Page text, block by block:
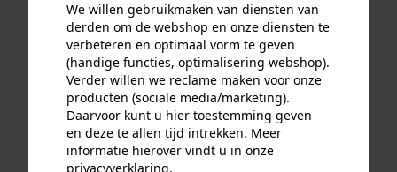
KOX zaagkettingen half
We willen gebruikmaken van diensten van
derden om de webshop en onze diensten te
verbeteren en optimaal vorm te geven
(handige functies, optimalisering webshop).
Verder willen we reclame maken voor onze
producten (sociale media/marketing).
Daarvoor kunt u hier toestemming geven
en deze te allen tijd intrekken. Meer
informatie hierover vindt u in onze
privacyverklaring.